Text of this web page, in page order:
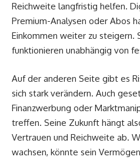
Reichweite langfristig helfen.
Premium-Analysen oder Abos
Einkommen weiter zu steigern.
funktionieren unabhängig von
Auf der anderen Seite gibt es
sich stark verändern. Auch
Finanzwerbung oder
treffen. Seine Zukunft hängt
Vertrauen und Reichweite ab.
wachsen, könnte sein